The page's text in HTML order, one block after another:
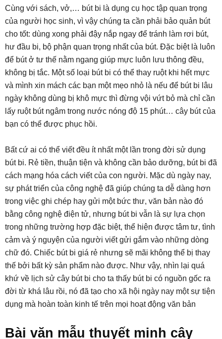
Cùng với sách, vở,… bút bi là dụng cụ học tập quan trọng
của người học sinh, vì vậy chúng ta cần phải bảo quản bút
cho tốt: dùng xong phải đậy nắp ngay để tránh làm rơi bút,
hư đầu bi, bộ phận quan trọng nhất của bút. Đặc biệt là luôn
để bút ở tư thế nằm ngang giúp mực luôn lưu thông đều,
không bị tắc. Một số loại bút bi có thể thay ruột khi hết mực
và mình xin mách các bạn một mẹo nhỏ là nếu để bút bi lâu
ngày không dùng bị khô mực thì đừng vội vứt bỏ mà chỉ cần
lấy ruột bút ngâm trong nước nóng độ 15 phút… cây bút của
bạn có thể được phục hồi.
Bất cứ ai có thể viết đều ít nhất một lần trong đời sử dụng
bút bi. Rẻ tiền, thuận tiện và không cần bảo dưỡng, bút bi đã
cách mạng hóa cách viết của con người. Mặc dù ngày nay,
sự phát triển của công nghệ đã giúp chúng ta dễ dàng hơn
trong việc ghi chép hay gửi một bức thư, văn bản nào đó
bằng công nghệ điện tử, nhưng bút bi vẫn là sự lựa chọn
trong những trường hợp đặc biệt, thể hiện được tâm tư, tình
cảm và ý nguyện của người viết gửi gắm vào những dòng
chữ đó. Chiếc bút bi giá rẻ nhưng sẽ mãi không thể bị thay
thế bởi bất kỳ sản phẩm nào được. Như vậy, nhìn lại quá
khứ về lịch sử cây bút bi cho ta thấy bút bi có nguồn gốc ra
đời từ khá lâu rồi, nó đã tạo cho xã hội ngày nay một sự tiện
dụng mà hoàn toàn kinh tế trên mọi hoạt động văn bản
Bài văn mẫu thuyết minh cây